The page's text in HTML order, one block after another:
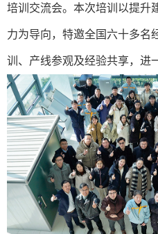
培训交流会。 本次培训以提升
力为导向，特邀全国六十多名
训、产线参观及经验共享，进